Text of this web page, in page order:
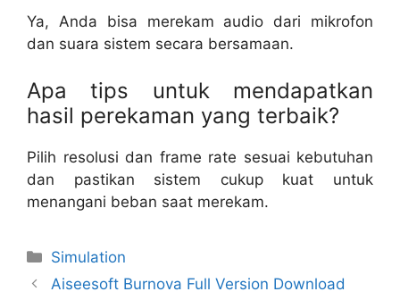
Ya, Anda bisa merekam audio dari mikrofon
dan suara sistem secara bersamaan.
Apa tips untuk mendapatkan
hasil perekaman yang terbaik?
Pilih resolusi dan frame rate sesuai kebutuhan
dan pastikan sistem cukup kuat untuk
menangani beban saat merekam.
Categories
Simulation
Aiseesoft Burnova Full Version Download